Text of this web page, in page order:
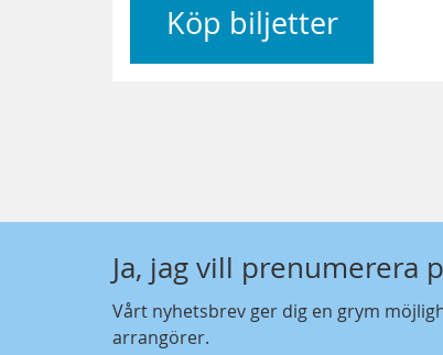
Köp biljetter
Ja, jag vill prenumerera
Vårt nyhetsbrev ger dig en grym
arrangörer.